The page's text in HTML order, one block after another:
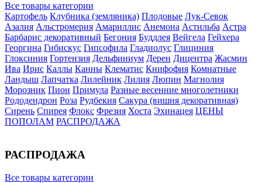
Все товары категории
Картофель Клубника (земляника) Плодовые Лук-Севок
Азалия Альстромерия Амариллис Анемона Астильба Астра
Барбарис декоративный Бегония Буддлея Вейгела Гейхера
Георгина Гибискус Гипсофила Гладиолус Глициния
Глоксиния Гортензия Дельфиниум Дерен Дицентра Жасмин
Ива Ирис Каллы Канны Клематис Книфофия Комнатные
Ландыш Лапчатка Лилейник Лилия Люпин Магнолия
Морозник Пион Примула Разные весенние многолетники
Рододендрон Роза Рудбекия Сакура (вишня декоративная)
Сирень Спирея Флокс Фрезия Хоста Эхинацея ЦЕНЫ
ПОПОЛАМ РАСПРОДАЖА
РАСПРОДАЖА
Все товары категории